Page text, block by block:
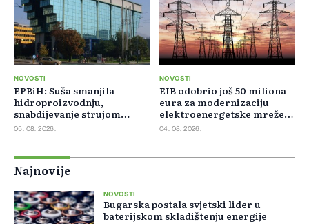
NOVOSTI
EPBiH: Suša smanjila
hidroproizvodnju,
snabdijevanje strujom
ostaje stabilno
05. 08. 2026.
NOVOSTI
EIB odobrio još 50 miliona
eura za modernizaciju
elektroenergetske mreže
Slovačke
04. 08. 2026.
Najnovije
NOVOSTI
Bugarska postala svjetski lider u
baterijskom skladištenju energije